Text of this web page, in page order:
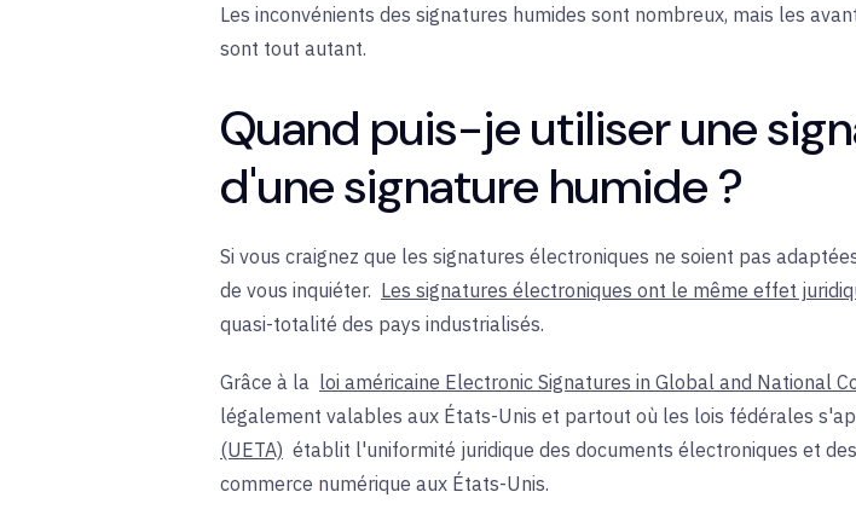
Les inconvénients des signatures humides sont nombreux, mais les
sont tout autant.
Quand puis-je utiliser une
d'une signature humide ?
Si vous craignez que les signatures électroniques ne soient pas
de vous inquiéter. Les signatures électroniques ont le même effet
quasi-totalité des pays industrialisés.
Grâce à la loi américaine Electronic Signatures in Global and National
légalement valables aux États-Unis et partout où les lois fédérales
(UETA) établit l'uniformité juridique des documents électroniques et
commerce numérique aux États-Unis.